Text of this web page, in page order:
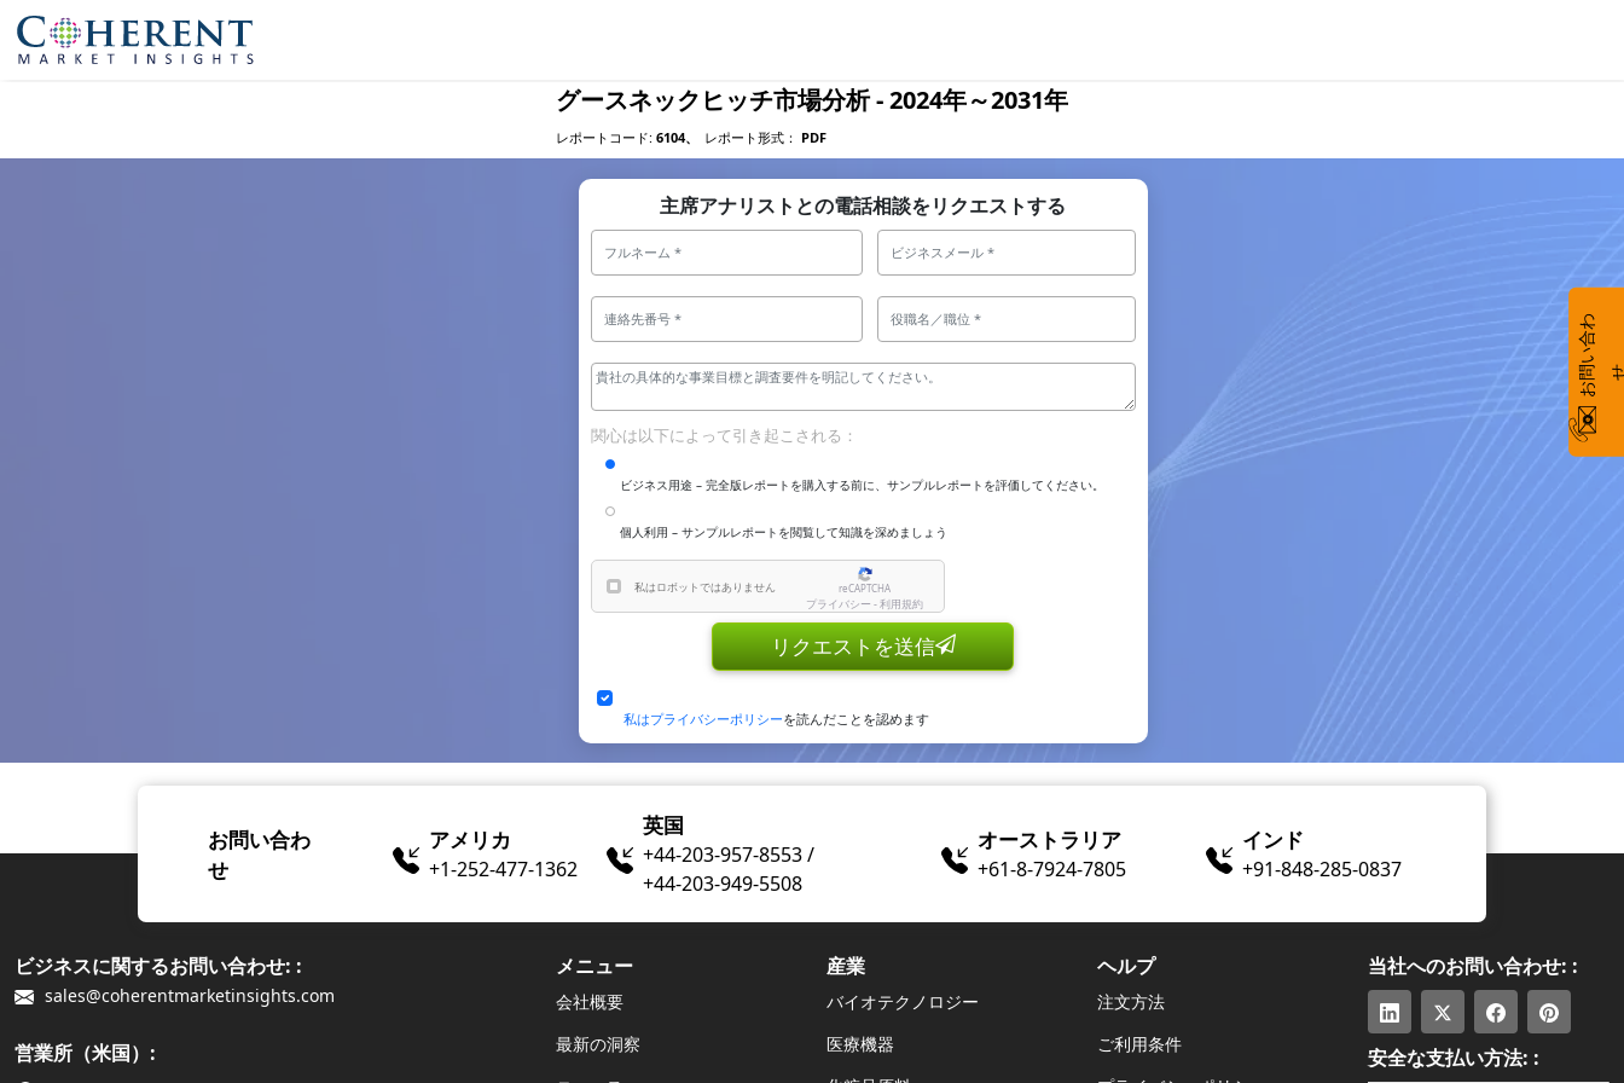
グースネックヒッチ市場分析 - 2024年～2031年
レポートコード: 6104、 レポート形式： PDF
主席アナリストとの電話相談をリクエストする
関心は以下によって引き起こされる：
ビジネス用途 – 完全版レポートを購入する前に、サンプルレポートを評価してください。
個人利用 – サンプルレポートを閲覧して知識を深めましょう
私はロボットではありません reCAPTCHA
プライバシー - 利用規約
リクエストを送信
私はプライバシーポリシーを読んだことを認めます
お問い合わ
せ
アメリカ
+1-252-477-1362
英国
+44-203-957-8553 /
+44-203-949-5508
オーストラリア
+61-8-7924​​-7805
インド
+91-848-285-0837
ビジネスに関するお問い合わせ: :
sales@coherentmarketinsights.com
営業所（米国）:
メニュー
会社概要
最新の洞察
産業
バイオテクノロジー
医療機器
ヘルプ
注文方法
ご利用条件
当社へのお問い合わせ: :
安全な支払い方法: :
お
い
合
わ